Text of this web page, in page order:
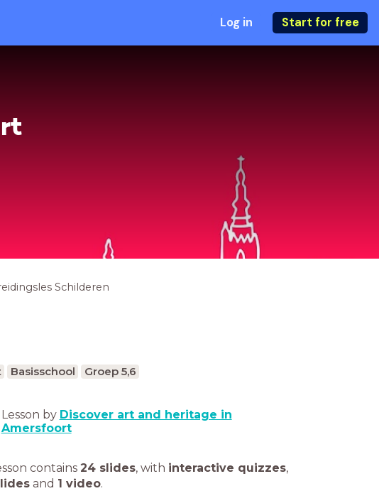
Log in Start for free
Schilderen
Basisschool Groep 5,6
Lesson by Discover art and heritage in
Amersfoort
contains 24 slides, with interactive quizzes,
and 1 video.